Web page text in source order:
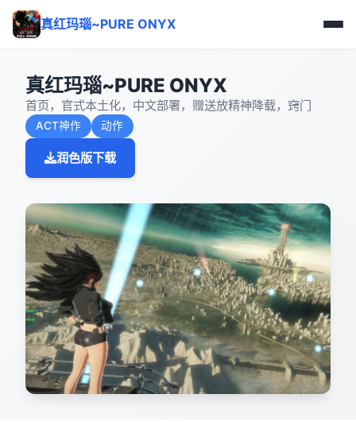
真红玛瑙~PURE ONYX
真红玛瑙~PURE ONYX
首页，官式本土化，中文部署，赠送放精神降载，窍门
ACT神作 动作
润色版下载